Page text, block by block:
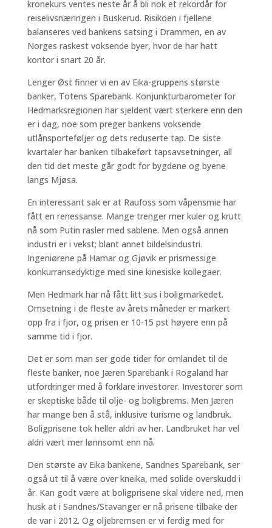
kronekurs ventes neste år å bli nok et rekordår for
reiselivsnæringen i Buskerud. Risikoen i fjellene
balanseres ved bankens satsing i Drammen, en av
Norges raskest voksende byer, hvor de har hatt
kontor i snart 20 år.
Lenger Øst finner vi en av Eika-gruppens største
banker, Totens Sparebank. Konjunkturbarometer for
Hedmarksregionen har sjeldent vært sterkere enn den
er i dag, noe som preger bankens voksende
utlånsporteføljer og dets reduserte tap. De siste
kvartaler har banken tilbakeført tapsavsetninger, all
den tid det meste går godt for bygdene og byene
langs Mjøsa.
En interessant sak er at Raufoss som våpensmie har
fått en renessanse. Mange trenger mer kuler og krutt
nå som Putin rasler med sablene. Men også annen
industri er i vekst; blant annet bildelsindustri.
Ingeniørene på Hamar og Gjøvik er prismessige
konkurransedyktige med sine kinesiske kollegaer.
Men Hedmark har nå fått litt sus i boligmarkedet.
Omsetning i de fleste av årets måneder er markert
opp fra i fjor, og prisen er 10-15 pst høyere enn på
samme tid i fjor.
Det er som man ser gode tider for omlandet til de
fleste banker, noe Jæren Sparebank i Rogaland har
utfordringer med å forklare investorer. Investorer som
er skeptiske både til olje- og boligbrems. Men Jæren
har mange ben å stå, inklusive turisme og landbruk.
Boligprisene tok heller aldri av her. Landbruket har vel
aldri vært mer lønnsomt enn nå.
Den største av Eika bankene, Sandnes Sparebank, ser
også ut til å være over kneika, med solide overskudd i
år. Kan godt være at boligprisene skal videre ned, men
husk at i Sandnes/Stavanger er nå prisene tilbake der
de var i 2012. Og oljebremsen er vi ferdig med for